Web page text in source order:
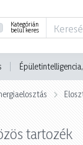
Kategórián
belül keres
tartozék